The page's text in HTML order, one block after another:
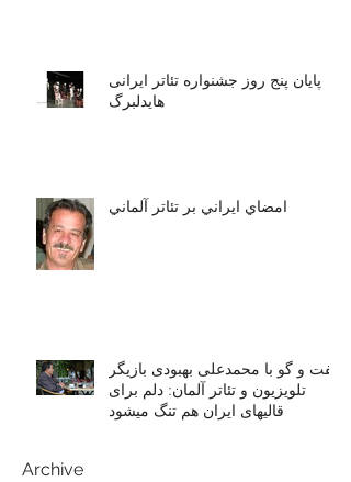
پایان پنج روز جشنواره تئاتر ایرانی
هایدلبرگ
امضاي ايراني بر تئاتر آلماني
گفت و گو با محمدعلی بهبودی بازیگر
تلویزیون و تئاتر آلمان: دلم برای
قالیهای ایران هم تنگ میشود
Archive